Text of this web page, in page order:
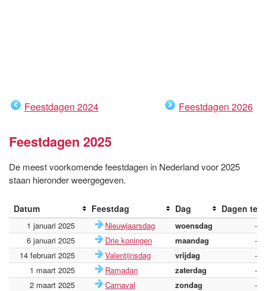
Feestdagen 2024 Feestdagen 2026
Feestdagen 2025
De meest voorkomende feestdagen in Nederland voor 2025
staan hieronder weergegeven.
Datum Feestdag Dag Dagen te
1 januari 2025 Nieuwjaarsdag woensdag
-
6 januari 2025
Drie koningen maandag
-
14 februari 2025
Valentijnsdag vrijdag
-
1 maart 2025
Ramadan zaterdag
-
2 maart 2025
Carnaval zondag
-